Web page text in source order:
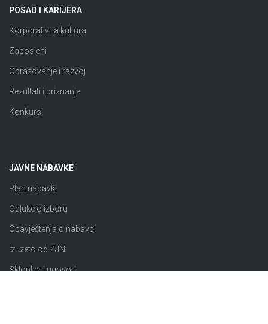
POSAO I KARIJERA
Korporativna kultura
Zaposleni
Obrazovanje i razvoj
Rezultati i priznanja
Konkursi
JAVNE NABAVKE
Plan nabavki
Odluke o izboru
Obavještenja o nabavci
Izuzeto od ZJN
Sklopljeni ugovori